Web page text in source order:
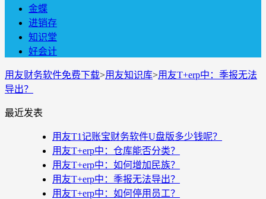
金蝶
进销存
知识堂
好会计
用友财务软件免费下载>用友知识库>用友T+erp中：季报无法
导出？
最近发表
用友T1记账宝财务软件U盘版多少钱呢？
用友T+erp中：仓库能否分类？
用友T+erp中：如何增加民族？
用友T+erp中：季报无法导出？
用友T+erp中：如何停用员工？